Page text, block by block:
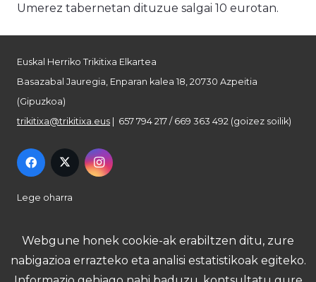
Umerez tabernetan dituzue salgai 10 eurotan.
Euskal Herriko Trikitixa Elkartea
Basazabal Jauregia, Enparan kalea 18, 20730 Azpeitia
(Gipuzkoa)
trikitixa@trikitixa.eus | 657 794 217 / 669 363 492 (goizez soilik)
Lege oharra
Pribatutasun politika
Webgune honek cookie-ak erabiltzen ditu, zure
nabigazioa errazteko eta analisi estatistikoak egiteko.